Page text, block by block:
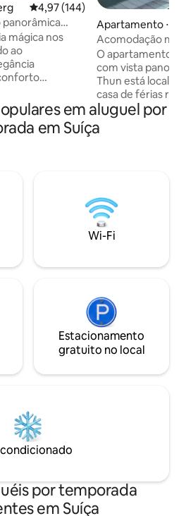
4,97 de uma avaliação média de
4,97 (144)
panorâmica
mágica nos
ao
gourmet
de estar
com
parque
para caminhada
para
coberto
Apartamento ⋅
Acomodação
panorâmica para
O apartamento
com vista
Thun está
casa de férias
reformada. Está
tranquila da vila
para excursões
Nas
Krattigen Dorf/
da vila, campo de
Spiez, Aeschi,
em aluguel por
em Suíça
Wi-Fi
Estacionamento
gratuito no local
por temporada
em Suíça